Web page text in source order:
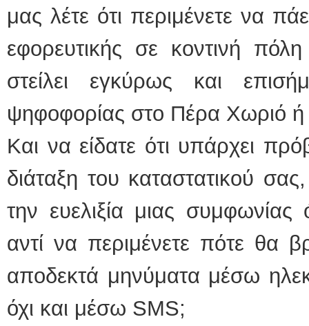
μας λέτε ότι περιμένετε να
εφορευτικής σε κοντινή
στείλει εγκύρως και
ψηφοφορίας στο Πέρα Χωριό
Και να είδατε ότι υπάρχει
διάταξη του καταστατικού
την ευελιξία μιας
αντί να περιμένετε πότε θα
αποδεκτά μηνύματα μέσω
όχι και μέσω SMS;